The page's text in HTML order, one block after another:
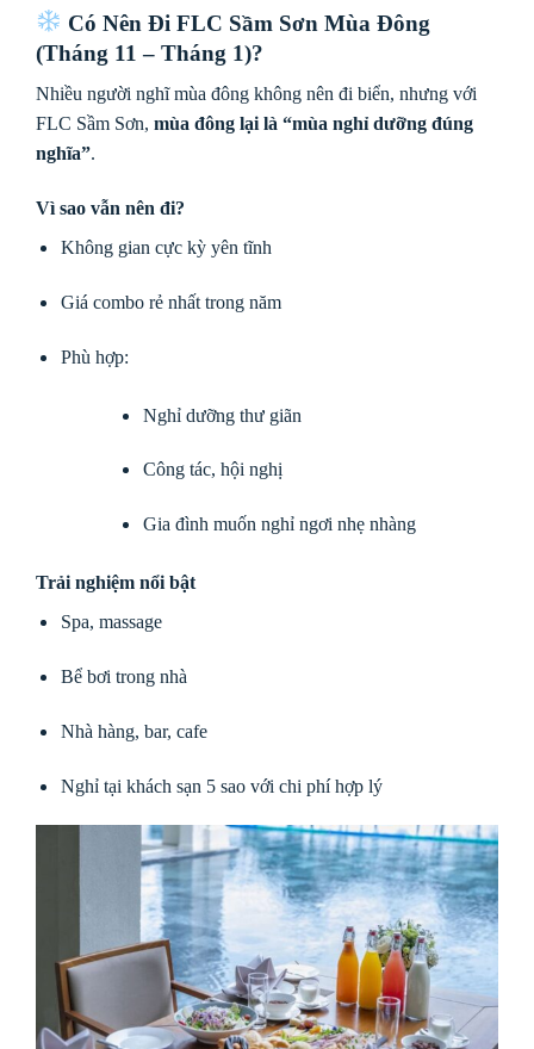
Có Nên Đi FLC Sầm Sơn Mùa Đông
(Tháng 11 – Tháng 1)?
Nhiều người nghĩ mùa đông không nên đi biển, nhưng với
FLC Sầm Sơn, mùa đông lại là “mùa nghỉ dưỡng đúng
nghĩa”.
Vì sao vẫn nên đi?
Không gian cực kỳ yên tĩnh
Giá combo rẻ nhất trong năm
Phù hợp:
Nghỉ dưỡng thư giãn
Công tác, hội nghị
Gia đình muốn nghỉ ngơi nhẹ nhàng
Trải nghiệm nổi bật
Spa, massage
Bể bơi trong nhà
Nhà hàng, bar, cafe
Nghỉ tại khách sạn 5 sao với chi phí hợp lý